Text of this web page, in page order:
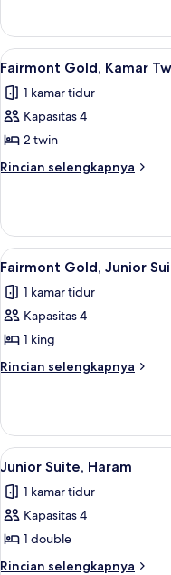
2
Tempat
Tidur
Twin
Fairmont
Gold,
Kamar
2
Tempat
Twin
Lihat
semua
foto
untuk
Fairmont
Gold,
2
Tempat
Tidur
Twin
15
Fairmont Gold, Kamar
1 kamar tidur
Kapasitas 4
2 twin
Rincian selengkapnya
Rincian
Fairmont
Gold,
Kamar
2
Tempat
Twin
Lihat
semua
foto
untuk
Fairmont
Gold,
Haram
13
Fairmont Gold, Junior
1 kamar tidur
Kapasitas 4
1 king
Rincian selengkapnya
Rincian
Fairmont
Gold,
Junior
Haram
Lihat
semua
foto
untuk
Junior
Suite,
15
Junior Suite, Haram
1 kamar tidur
Kapasitas 4
1 double
Rincian selengkapnya
Rincian